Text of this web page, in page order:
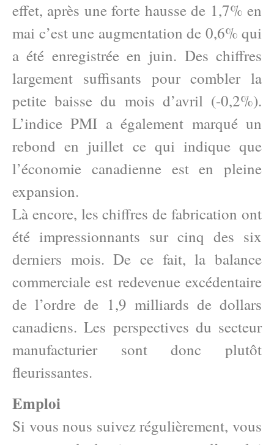
effet, après une forte hausse de 1,7% en
mai c’est une augmentation de 0,6% qui
a été enregistrée en juin. Des chiffres
largement suffisants pour combler la
petite baisse du mois d’avril (-0,2%).
L’indice PMI a également marqué un
rebond en juillet ce qui indique que
l’économie canadienne est en pleine
expansion.
Là encore, les chiffres de fabrication ont
été impressionnants sur cinq des six
derniers mois. De ce fait, la balance
commerciale est redevenue excédentaire
de l’ordre de 1,9 milliards de dollars
canadiens. Les perspectives du secteur
manufacturier sont donc plutôt
fleurissantes.
Emploi
Si vous nous suivez régulièrement, vous